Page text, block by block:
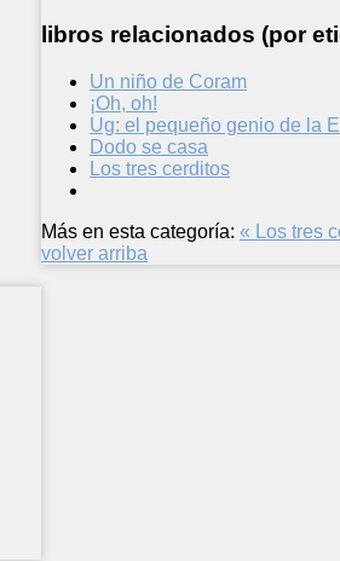
libros relacionados (por
Un niño de Coram
¡Oh, oh!
Ug: el pequeño genio de la
Dodo se casa
Los tres cerditos
Más en esta categoría: « Los tres
volver arriba